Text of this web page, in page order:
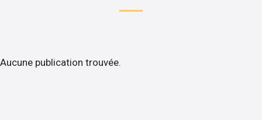
Aucune publication trouvée.